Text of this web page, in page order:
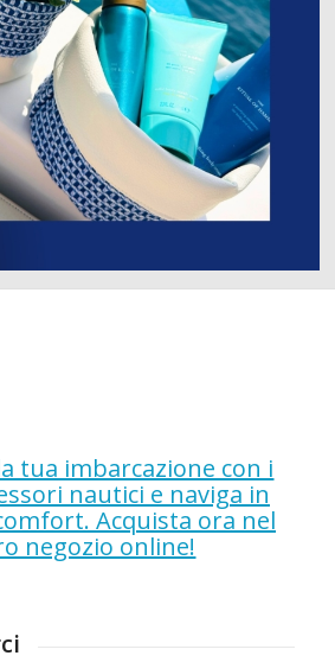
tua imbarcazione con i
nautici e naviga in
Acquista ora nel
negozio online!